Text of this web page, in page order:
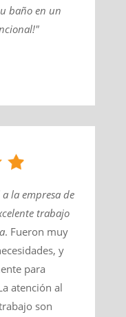
baño en un
la empresa de
trabajo
​. Fueron muy
y
para
atención al
son